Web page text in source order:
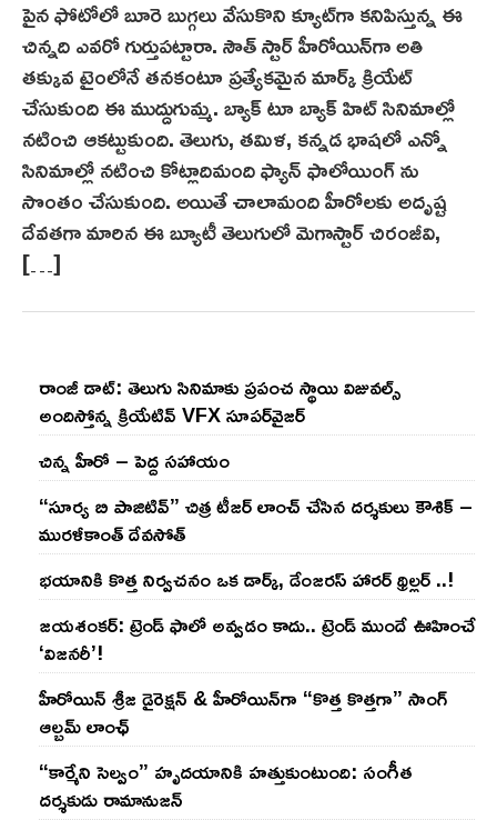
పైన ఫోటోలో బూరె బుగ్గలు వేసుకొని క్యూట్‌గా కనిపిస్తున్న ఈ
చిన్నది ఎవరో గుర్తుపట్టారా. సౌత్‌ స్టార్ హీరోయిన్‌గా అతి
తక్కువ టైంలోనే తనకంటూ ప్రత్యేకమైన మార్క్ క్రియేట్
చేసుకుంది ఈ ముద్దుగుమ్మ. బ్యాక్ టూ బ్యాక్ హిట్ సినిమాల్లో
నటించి ఆకట్టుకుంది. తెలుగు, తమిళ, కన్నడ భాషలో ఎన్నో
సినిమాల్లో నటించి కోట్లాదిమంది ఫ్యాన్ ఫాలోయింగ్ ను
సొంతం చేసుకుంది. అయితే చాలామంది హీరోలకు అదృష్ట
దేవతగా మారిన ఈ బ్యూటీ తెలుగులో మెగాస్టార్ చిరంజీవి,
[…]
రాంజీ డాట్: తెలుగు సినిమాకు ప్రపంచ స్థాయి విజువల్స్
అందిస్తోన్న క్రియేటివ్ VFX సూపర్‌వైజర్
చిన్న హీరో – పెద్ద సహాయం
“సూర్య బి పాజిటివ్” చిత్ర టీజర్ లాంచ్ చేసిన‌ దర్శకులు కౌశిక్ –
మురళీకాంత్ దేవసోత్
భయానికి కొత్త నిర్వచనం ఒక డార్క్, డేంజరస్ హారర్ థ్రిల్లర్ ..!
జయశంకర్: ట్రెండ్‌ ఫాలో అవ్వడం కాదు.. ట్రెండ్‌ ముందే ఊహించే
‘విజనరీ’!
హీరోయిన్ శ్రీజ డైరెక్ష‌న్ & హీరోయిన్‌గా “కొత్త కొత్తగా” సాంగ్
ఆల్బమ్ లాంఛ్
“కార్మేని సెల్వం” హృదయానికి హత్తుకుంటుంది: సంగీత
దర్శకుడు రామానుజన్